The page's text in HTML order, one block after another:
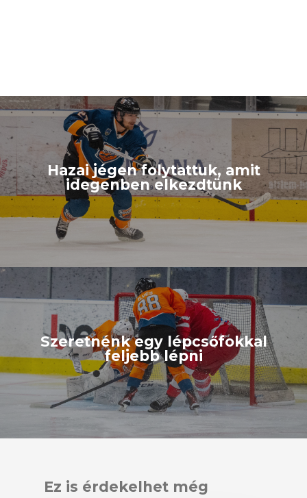
Hazai jégen folytattuk, amit
idegenben elkezdtünk
Szeretnénk egy lépcsőfokkal
feljebb lépni
Ez is érdekelhet még